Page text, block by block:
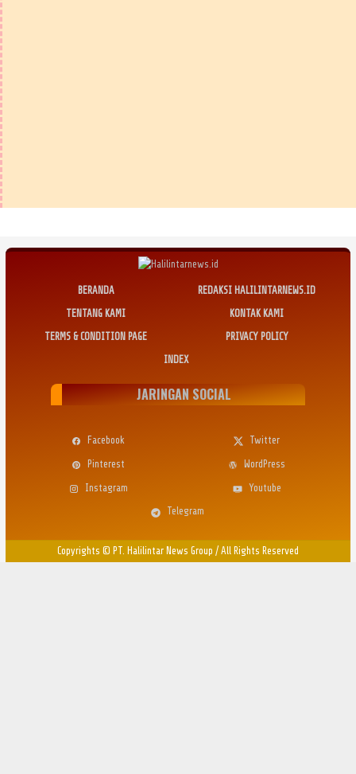
BERANDA
REDAKSI HALILINTARNEWS.ID
TENTANG KAMI
KONTAK KAMI
TERMS & CONDITION PAGE
PRIVACY POLICY
INDEX
JARINGAN SOCIAL
Facebook
Twitter
Pinterest
WordPress
Instagram
Youtube
Telegram
Copyrights © PT. Halilintar News Group / All Rights Reserved